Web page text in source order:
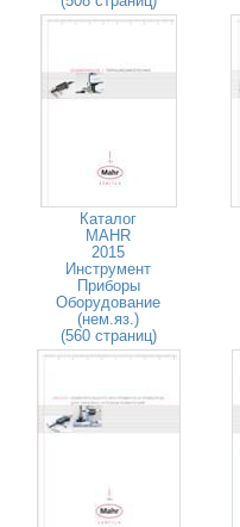
Каталог
MAHR
2015
Инструмент
Приборы
Оборудование
(нем.яз.)
(560 страниц)